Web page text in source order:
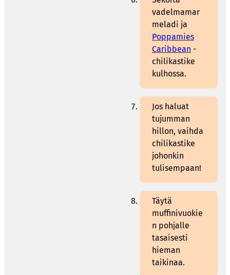
vadelmamar
meladi ja
Poppamies
Caribbean -
chilikastike
kulhossa.
Jos haluat
tujumman
hillon, vaihda
chilikastike
johonkin
tulisempaan!
Täytä
muffinivuokie
n pohjalle
tasaisesti
hieman
taikinaa.